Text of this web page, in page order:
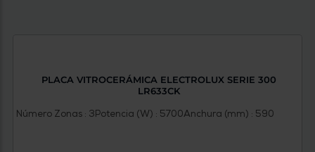
PLACA VITROCERÁMICA ELECTROLUX SERIE 300
LR633CK
Número Zonas : 3Potencia (W) : 5700Anchura (mm) : 590